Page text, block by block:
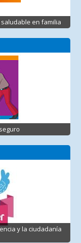
en familia
y la ciudadanía